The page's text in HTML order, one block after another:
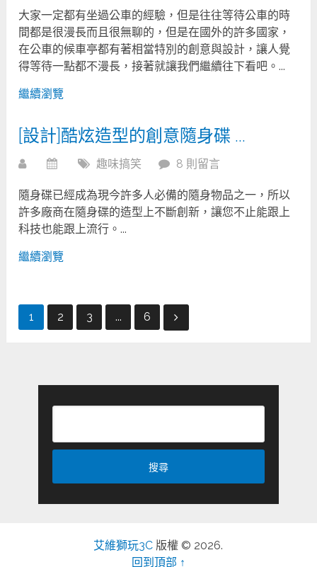
大家一定都有坐過公車的經驗，但是往往等待公車的時
間都是很漫長而且很無聊的，但是在國外的許多國家，
在公車的候車亭都有著相當特別的創意與設計，讓人覺
得等待一點都不漫長，接著就讓我們繼續往下看吧。...
繼續瀏覽
[設計]酷炫造型的創意隨身碟 …
趣味搞笑 8 則留言
隨身碟已經成為現今許多人必備的隨身物品之一，所以
許多廠商在隨身碟的造型上不斷創新，讓您不止能跟上
科技也能跟上流行。...
繼續瀏覽
文
1 2 3 ... 6
艾維獅玩3C 版權 © 2026.
回到頂部 ↑